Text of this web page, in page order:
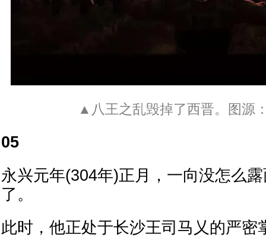
▲八王之乱毁掉了西晋。图源
05
永兴元年(304年)正月，一向没怎么
了。
此时，他正处于长沙王司马乂的严密